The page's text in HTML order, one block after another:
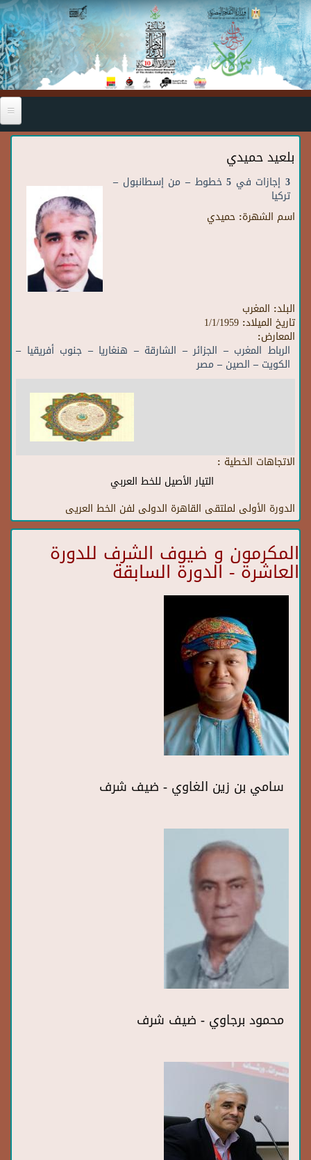
Skip to main content
بلعيد حميدي
3 إجازات في 5 خطوط – من إسطانبول –
تركيا
اسم الشهرة: حميدي
البلد: المغرب
تاريخ الميلاد: 1/1/1959
المعارض:
الرباط المغرب – الجزائر – الشارقة – هنغاريا – جنوب أفريقيا –
الكويت – الصين – مصر
الاتجاهات الخطية :
التيار الأصيل للخط العربي
الدورة الأولى لملتقى القاهرة الدولى لفن الخط العريى
المكرمون و ضيوف الشرف للدورة
العاشرة - الدورة السابقة
سامي بن زين الغاوي - ضيف شرف
محمود برجاوي - ضيف شرف